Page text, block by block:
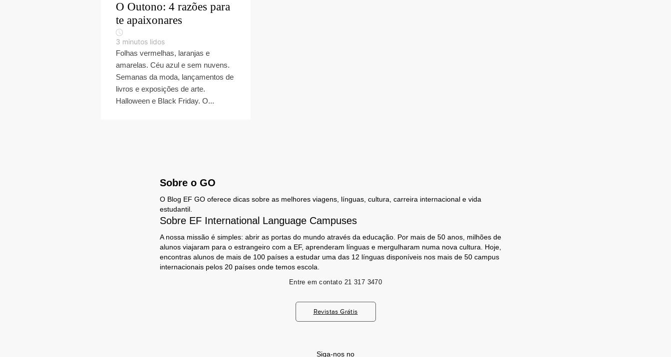
O Outono: 4 razões para
te apaixonares
3 minutos lidos
Folhas vermelhas, laranjas e
amarelas. Céu azul e sem nuvens.
Semanas da moda, lançamentos de
livros e exposições de arte.
Halloween e Black Friday. O...
Sobre o GO
O Blog EF GO oferece dicas sobre as melhores viagens, línguas, cultura, carreira internacional e vida
estudantil.
Sobre EF International Language Campuses
A nossa missão é simples: abrir as portas do mundo através da educação. Por mais de 50 anos, milhões de
alunos viajaram para o estrangeiro com a EF, aprenderam línguas e mergulharam numa nova cultura. Hoje,
encontras alunos de mais de 100 países a estudar uma das 12 línguas disponíveis nos mais de 50 campus
internacionais pelos 20 países onde temos escola.
Entre em contato 21 317 3470
Revistas Grátis
Siga-nos no